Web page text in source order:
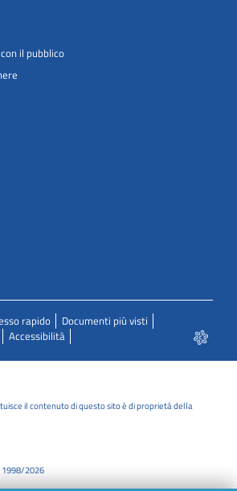
il pubblico
rapido
Documenti più visti
Accessibilità
il contenuto di questo sito è di proprietà della
1998/2026